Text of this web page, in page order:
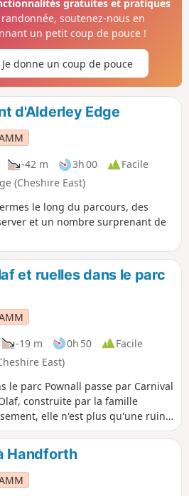
gratuites et pratiques
soutenez-nous en
un petit coup de pouce !
Je donne un coup de pouce
d'Alderley Edge
-42 m 3h 00
Facile
(Cheshire East)
le long du parcours, des
et un nombre surprenant de
et ruelles dans le parc
-19 m 0h 50
Facile
East)
le parc Pownall passe par Carnival
construite par la famille
elle n'est plus qu'une ruine
cet itinéraire suit des sentiers
qui sont maintenant
quartier.
Handforth